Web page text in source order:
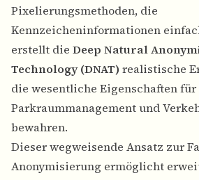
Pixelierungsmethoden, die
Kennzeicheninformationen
erstellt die Deep Natural
Technology (DNAT) realistische
die wesentliche Eigenschaften
Parkraummanagement und
bewahren.
Dieser wegweisende Ansatz zur
Anonymisierung ermöglicht